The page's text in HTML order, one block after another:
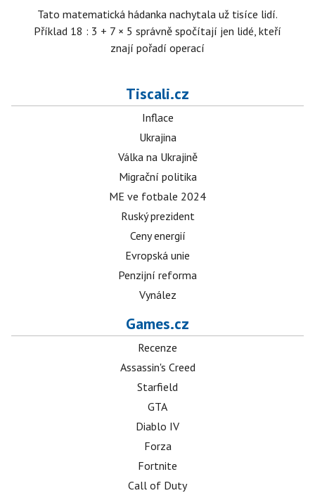
Tato matematická hádanka nachytala už tisíce lidí.
Příklad 18 : 3 + 7 × 5 správně spočítají jen lidé, kteří
znají pořadí operací
Tiscali.cz
Inflace
Ukrajina
Válka na Ukrajině
Migrační politika
ME ve fotbale 2024
Ruský prezident
Ceny energií
Evropská unie
Penzijní reforma
Vynález
Games.cz
Recenze
Assassin's Creed
Starfield
GTA
Diablo IV
Forza
Fortnite
Call of Duty